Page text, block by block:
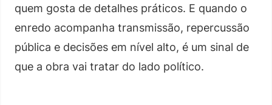
quem gosta de detalhes práticos. E quando o
enredo acompanha transmissão, repercussão
pública e decisões em nível alto, é um sinal de
que a obra vai tratar do lado político.